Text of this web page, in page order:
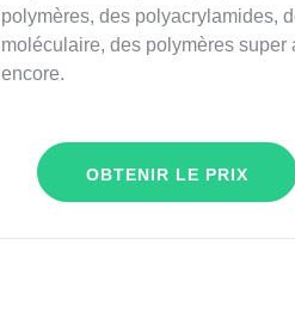
polymères, des polyacrylamides,
moléculaire, des polymères
encore.
OBTENIR LE PRIX